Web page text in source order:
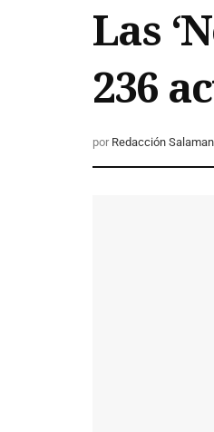
Las
236
por Redacción